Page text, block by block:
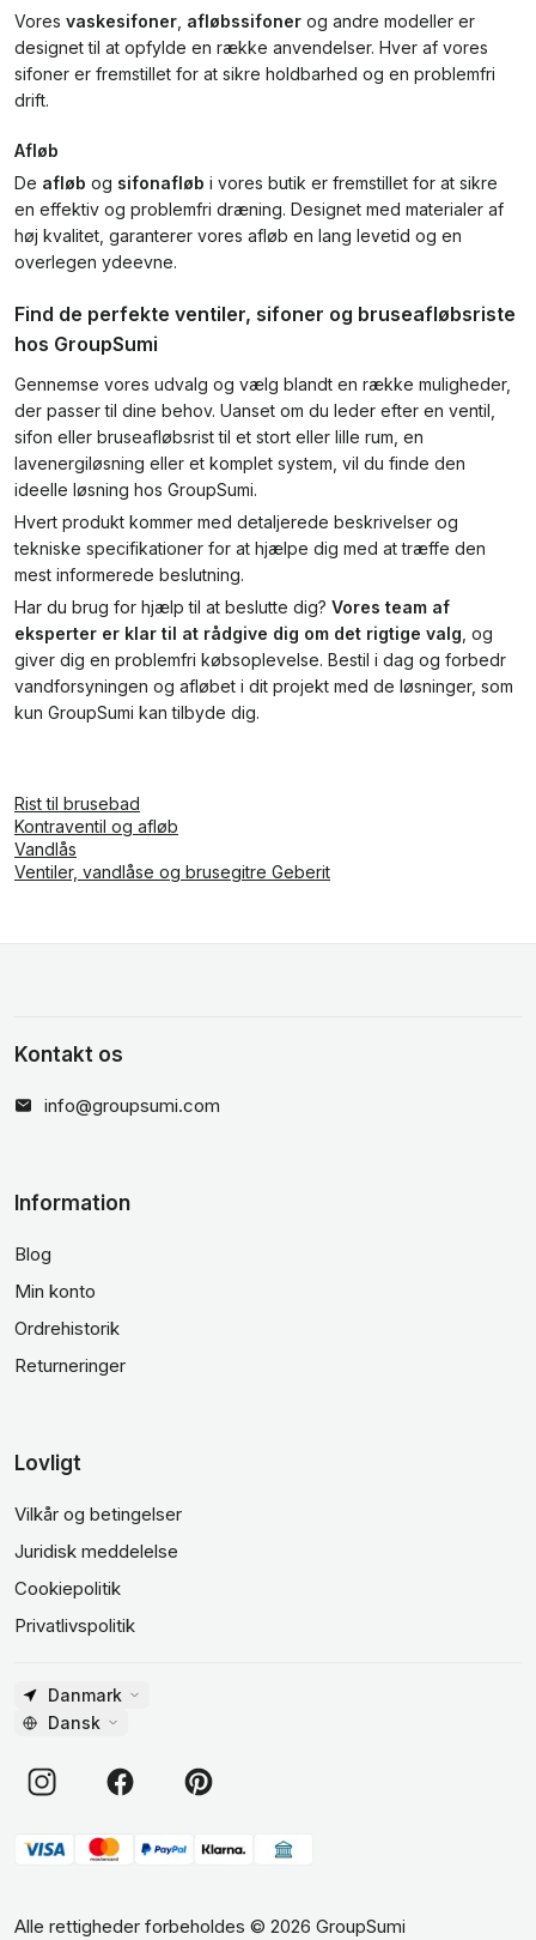
Vores vaskesifoner afløbssifoner og andre modeller er
designet til at opfylde en række anvendelser. Hver af vores
sifoner er fremstillet for at sikre holdbarhed og en problemfri
drift.
Afløb
De afløb og sifonafløb i vores butik er fremstillet for at sikre
en effektiv og problemfri dræning. Designet med materialer af
høj kvalitet, garanterer vores afløb en lang levetid og en
overlegen ydeevne.
Find de perfekte ventiler, sifoner og bruseafløbsriste
hos GroupSumi
Gennemse vores udvalg og vælg blandt en række muligheder,
der passer til dine behov. Uanset om du leder efter en ventil,
sifon eller bruseafløbsrist til et stort eller lille rum, en
lavenergiløsning eller et komplet system, vil du finde den
ideelle løsning hos GroupSumi.
Hvert produkt kommer med detaljerede beskrivelser og
tekniske specifikationer for at hjælpe dig med at træffe den
mest informerede beslutning.
Har du brug for hjælp til at beslutte dig? Vores team af
eksperter er klar til at rådgive dig om det rigtige valg , og
giver dig en problemfri købsoplevelse. Bestil i dag og forbedr
vandforsyningen og afløbet i dit projekt med de løsninger, som
kun GroupSumi kan tilbyde dig.
Rist til brusebad
Kontraventil og afløb
Vandlås
Ventiler, vandlåse og brusegitre Geberit
Kontakt os
info@groupsumi.com
Information
Blog
Min konto
Ordrehistorik
Returneringer
Lovligt
Vilkår og betingelser
Juridisk meddelelse
Cookiepolitik
Privatlivspolitik
Danmark
Dansk
Alle rettigheder forbeholdes © 2026 GroupSumi